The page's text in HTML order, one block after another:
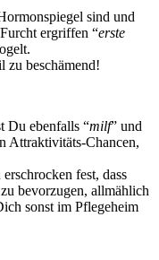
sind und
ergriffen “erste
zu beschämend!
Du ebenfalls “milf” und
Attraktivitäts-Chancen,
fest, dass
bevorzugen, allmählich
sonst im Pflegeheim